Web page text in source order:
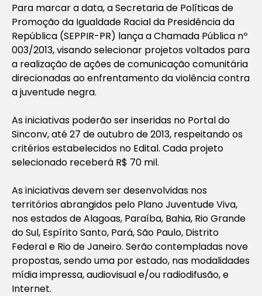
Para marcar a data, a Secretaria de Políticas de
Promoção da Igualdade Racial da Presidência da
República (SEPPIR-PR) lança a Chamada Pública nº
003/2013, visando selecionar projetos voltados para
a realização de ações de comunicação comunitária
direcionadas ao enfrentamento da violência contra
a juventude negra.
As iniciativas poderão ser inseridas no Portal do
Sinconv, até 27 de outubro de 2013, respeitando os
critérios estabelecidos no Edital. Cada projeto
selecionado receberá R$ 70 mil.
As iniciativas devem ser desenvolvidas nos
territórios abrangidos pelo Plano Juventude Viva,
nos estados de Alagoas, Paraíba, Bahia, Rio Grande
do Sul, Espírito Santo, Pará, São Paulo, Distrito
Federal e Rio de Janeiro. Serão contempladas nove
propostas, sendo uma por estado, nas modalidades
mídia impressa, audiovisual e/ou radiodifusão, e
Internet.